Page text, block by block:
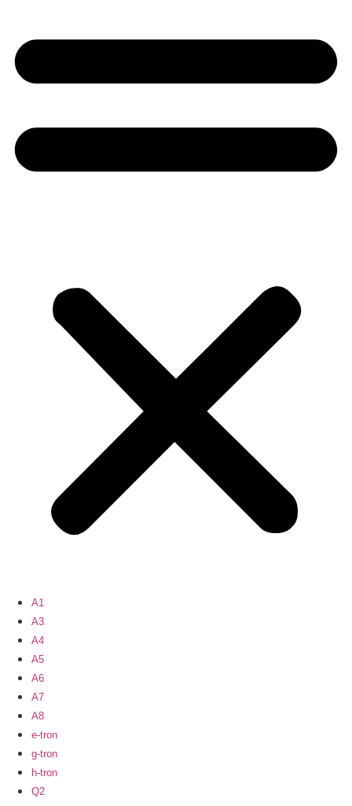
A1
A3
A4
A5
A6
A7
A8
e-tron
g-tron
h-tron
Q2